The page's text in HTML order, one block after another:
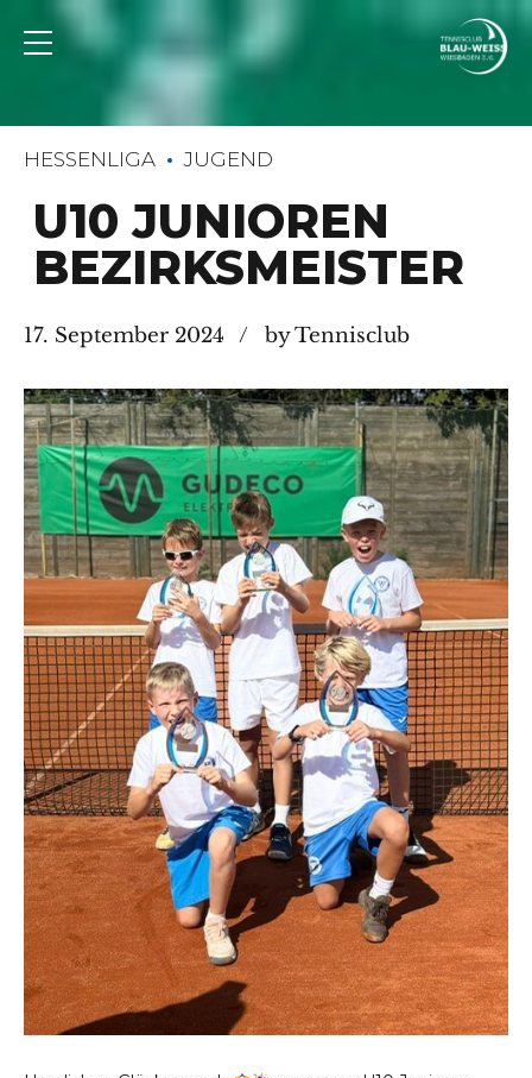
HESSENLIGA JUGEND
U10 JUNIOREN
BEZIRKSMEISTER
17. September 2024 by Tennisclub